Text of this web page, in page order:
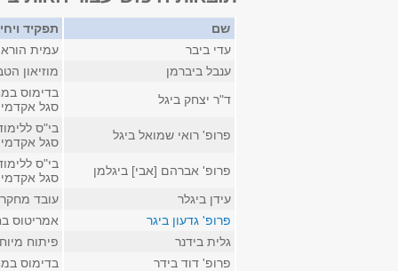
שם
תפקיד
עדי ביבר
עמית
ענבל ביברמן
מוזיאון
ד"ר יצחק ביגל
בדימוס
סגל אקדמי
פרופ' רואי שמואל ביגל
בי"ס
סגל אקדמי
פרופ' אברהם [אבי] ביגלמן
בי"ס
סגל אקדמי
עידן ביגלר
עובד מחקר
פרופ' גדעון ביגר
אמריטוס
גלית בידנר
פיתוח
פרופ' דוד בידר
בדימוס